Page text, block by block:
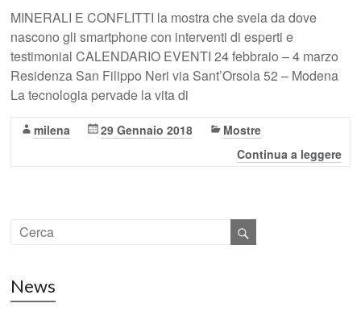
MINERALI E CONFLITTI la mostra che svela da dove
nascono gli smartphone con interventi di esperti e
testimonial CALENDARIO EVENTI 24 febbraio – 4 marzo
Residenza San Filippo Neri via Sant’Orsola 52 – Modena
La tecnologia pervade la vita di
milena 29 Gennaio 2018
Mostre
Continua a leggere
News